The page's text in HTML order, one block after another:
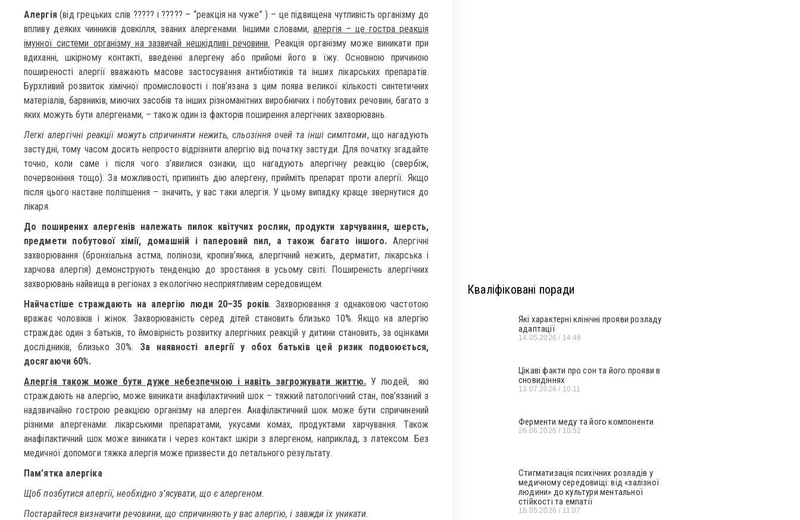
Алергія(від грецьких слів ????? і ????? – “реакція на чуже” ) – це підвищена чутливість організму до
впливу деяких чинників довкілля, званих алергенами. Іншими словами,алергія – це гостра реакція
імунної системи організму на зазвичай нешкідливі речовини. Реакція організму може виникати при
вдиханні, шкірному контакті, введенні алергену або прийомі його в їжу. Основною причиною
поширеності алергії вважають масове застосування антибіотиків та інших лікарських препаратів.
Бурхливий розвиток хімічної промисловості і пов’язана з цим поява великої кількості синтетичних
матеріалів, барвників, миючих засобів та інших різноманітних виробничих і побутових речовин, багато з
яких можуть бути алергенами, – також один із факторів поширення алергічних захворювань.
Легкі алергічні реакції можуть cпричиняти нежить, сльозіння очей та інші симптоми, що нагадують
застудні, тому часом досить непросто відрізнити алергію від початку застуди. Для початку згадайте
точно, коли саме і після чого з’явилися ознаки, що нагадують алергічну реакцію (свербіж,
почервоніння тощо). За можливості, припиніть дію алергену, прийміть препарат проти алергії. Якщо
після цього настане поліпшення – значить, у вас таки алергія. У цьому випадку краще звернутися до
лікаря.
До поширених алергенів належать пилок квітучих рослин, продукти харчування, шерсть,
предмети побутової хімії, домашній і паперовий пил, а також багато іншого. Алергічні
захворювання (бронхіальна астма, полінози, кропив’янка, алергічний нежить, дерматит, лікарська і
харчова алергія) демонструють тенденцію до зростання в усьому світі. Поширеність алергічних
захворювань найвища в регіонах з екологічно несприятливим середовищем.
Найчастіше страждають на алергію люди 20–35 років. Захворювання з однаковою частотою
вражає чоловіків і жінок. Захворюваність серед дітей становить близько 10%. Якщо на алергію
страждає один з батьків, то ймовірність розвитку алергічних реакцій у дитини становить, за оцінками
дослідників, близько 30%. За наявності алергії у обох батьків цей ризик подвоюється,
досягаючи 60%.
Алергія також може бути дуже небезпечною і навіть загрожувати життю. У людей, які
страждають на алергію, може виникати анафілактичний шок – тяжкий патологічний стан, пов’язаний з
надзвичайно гострою реакцією організму на алерген. Анафілактичний шок може бути спричинений
різними алергенами: лікарськими препаратами, укусами комах, продуктами харчування. Також
анафілактичний шок може виникати і через контакт шкіри з алергеном, наприклад, з латексом. Без
медичної допомоги тяжка алергія може призвести до летального результату.
Пам’ятка алергіка
Щоб позбутися алергії, необхідно з’ясувати, що є алергеном.
Постарайтеся визначити речовини, що спричиняють у вас алергію, і завжди їх уникати.
Кваліфіковані поради
Які характерні клінічні прояви розладу
адаптації
14.05.2026 14:48
Цікаві факти про сон та його прояви в
сновидіннях
13.07.2026 10:11
Ферменти меду та його компоненти
26.06.2026 10:52
Стигматизація психічних розладів у
медичному середовищі: від «залізної
людини» до культури ментальної
стійкості та емпатії
18.05.2026 11:07